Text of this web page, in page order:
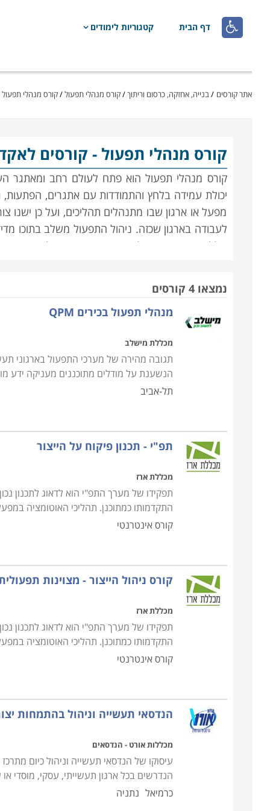
 דף הבית קטגוריות לימודים
אתר קורסים /בנייה, אחזקה, כרסום וריתוך/קורס מנהלי תפעול/קורס מנהלי
קורס מנהלי תפעול- קורסים
קורס מנהלי תפעול הוא פתח לעולם רחב ומאתגר
יכולת עמידה בלחץ והתמודדות עם אתגרים,
מפעל או ארגון שבו מתנהלים תהליכים, ועל כן
לעבודה בארגון שכזה. ניהול התפעול משלב בתוכו
כולל, בין היתר, ניהול שירות, רכישה, ניהול מחסן,
חשוב לציין כי תפקידו של מנהל תפעול הוא רב
שלמקצועות אחרים היקף תפקיד צר וממוקד יותר.
עובדים, ניהול מלאי, ניהול פרויקט, עבודה מול
צורך בכישורי מולטי טאסקינג על מנת לתפקד
קורס מנהלי תפעול כולל מגוון רחב של נושאים, החל
דרך פעילות הרכש לרבות קשר עם ספקים, בדיקות
טכנולוגי של מערכות מידע, רשתות תקשורת ומחשבים
הלימודים ב
ההתמחות שלו על פי אופי עבודתו הנוכחית, או על
נמצאו 4 קורסים
מנהלי תפעול בכירים QPM
מכללת מישלב
תגובה מהירה של מערכי התפעול בארגוני
הנשענת על מודלים מתוכננים מעניקה ידע
תל-אביב
תפ"י - תכנון פיקוח על הייצור
מכללת ארז
תפקידו של מערך התפ"י הוא לדאוג לתכנון
התקדמותו כמתוכנן. תהליכי האוטומציה
קורס אינטרנטי
קורס ניהול הייצור - מצוינות
מכללת ארז
תפקידו של מערך התפ"י הוא לדאוג לתכנון
התקדמותו כמתוכנן. תהליכי האוטומציה
קורס אינטרנטי
הנדסאי תעשייה וניהול בהתמחות
מכללות אורט - הנדסאים
עיסוקו של הנדסאי תעשייה וניהול כיום
הנדרשים בכל ארגון תעשייתי, עסקי, מוסדי
כרמיאל נתניה